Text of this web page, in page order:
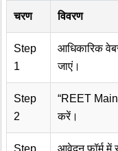
चरण विवरण
Step
1
आधिकारिक
जाएं।
Step
2
“REET
करें।
Step
आवेदन फॉर्म में